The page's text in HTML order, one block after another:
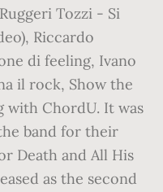
Tozzi - Si
Riccardo
di feeling, Ivano
il rock, Show the
with ChordU. It was
band for their
Death and All His
as the second